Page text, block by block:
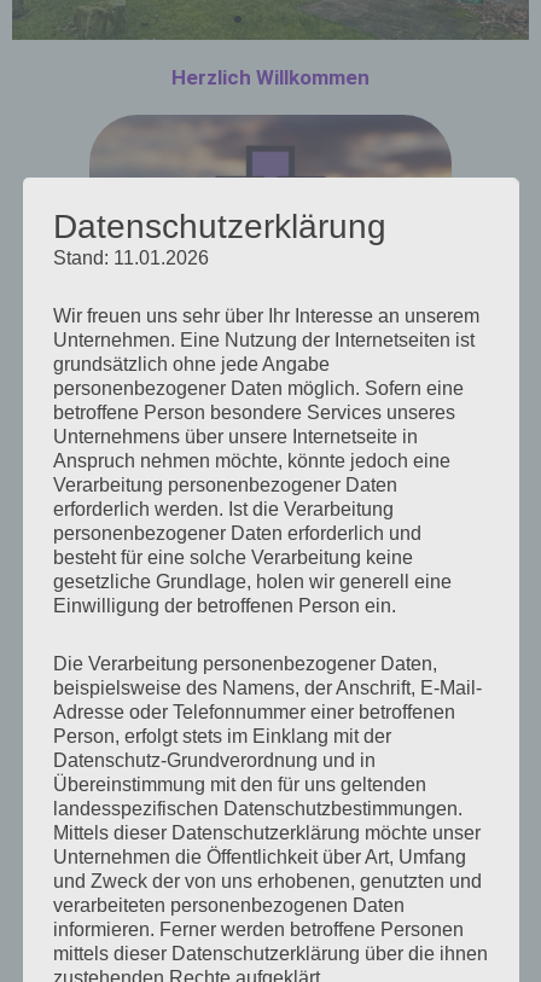
Kirchengemeinde
Wendelsheim
Herzlich Willkommen
Datenschutzerklärung
Stand: 11.01.2026
Wir freuen uns sehr über Ihr Interesse an unserem
Unternehmen. Eine Nutzung der Internetseiten ist
grundsätzlich ohne jede Angabe
personenbezogener Daten möglich. Sofern eine
betroffene Person besondere Services unseres
Unternehmens über unsere Internetseite in
Anspruch nehmen möchte, könnte jedoch eine
Verarbeitung personenbezogener Daten
erforderlich werden. Ist die Verarbeitung
personenbezogener Daten erforderlich und
besteht für eine solche Verarbeitung keine
gesetzliche Grundlage, holen wir generell eine
Einwilligung der betroffenen Person ein.
Die Verarbeitung personenbezogener Daten,
beispielsweise des Namens, der Anschrift, E-Mail-
Adresse oder Telefonnummer einer betroffenen
Person, erfolgt stets im Einklang mit der
Datenschutz-Grundverordnung und in
Übereinstimmung mit den für uns geltenden
landesspezifischen Datenschutzbestimmungen.
Mittels dieser Datenschutzerklärung möchte unser
Unternehmen die Öffentlichkeit über Art, Umfang
und Zweck der von uns erhobenen, genutzten und
verarbeiteten personenbezogenen Daten
informieren. Ferner werden betroffene Personen
mittels dieser Datenschutzerklärung über die ihnen
zustehenden Rechte aufgeklärt.